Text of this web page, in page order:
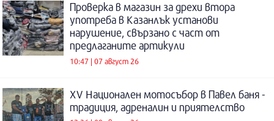
Проверка в магазин за дрехи втора
употреба в Казанлък установи
нарушение, свързано с част от
предлаганите артикули
10:47 | 07 август 26
XV Национален мотосъбор в Павел баня -
традиция, адреналин и приятелство